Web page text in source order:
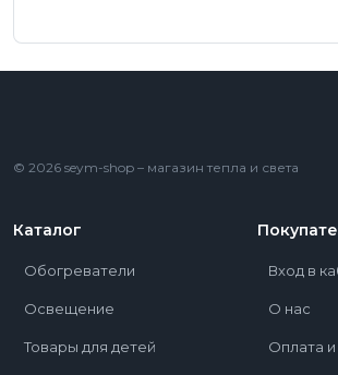
© 2026 seym-shop – магазин тепла и света
Каталог
Обогреватели
Освещение
Товары для детей
Вход в
О нас
Оплата и